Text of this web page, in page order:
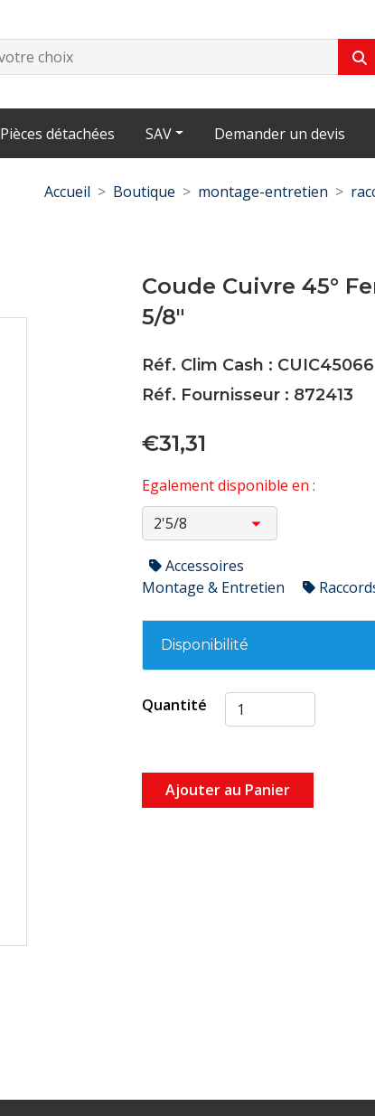
Pièces détachées SAV Demander un devis
Accueil Boutique montage-entretien
Coude Cuivre 45°
5/8"
Réf. Clim Cash : CUIC45066
Réf. Fournisseur : 872413
€31,31
Egalement disponible en :
Accessoires
Montage & Entretien
Disponibilité
Quantité
Ajouter au Panier